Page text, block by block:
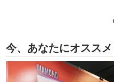
今、あなたにオススメ